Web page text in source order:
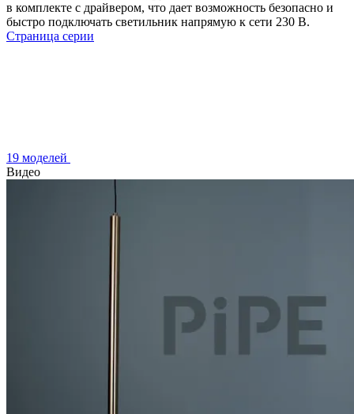
в комплекте с драйвером, что дает возможность безопасно и
быстро подключать светильник напрямую к сети 230 В.
Страница серии
19 моделей
Видео